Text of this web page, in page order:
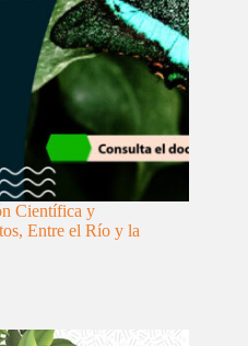
Científica y
Entre el Río y la